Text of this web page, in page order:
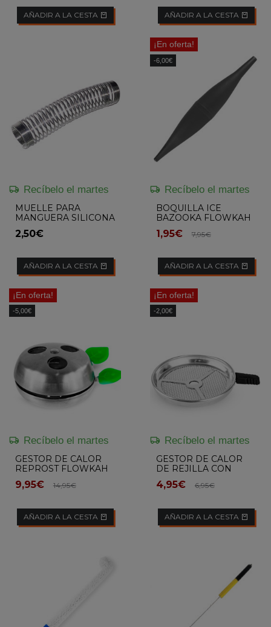
AÑADIR A LA CESTA AÑADIR A LA CESTA
Recíbelo el martes
MUELLE PARA
MANGUERA SILICONA
FLOWKAH
2,50€
AÑADIR A LA CESTA
¡En oferta!
-6,00€
Recíbelo el martes
BOQUILLA ICE
BAZOOKA FLOWKAH
(Color Aleatorio)
1,95€ 7,95€
AÑADIR A LA CESTA
¡En oferta!
-5,00€
Recíbelo el martes
GESTOR DE CALOR
REPROST FLOWKAH
9,95€ 14,95€
AÑADIR A LA CESTA
¡En oferta!
-2,00€
Recíbelo el martes
GESTOR DE CALOR
DE REJILLA CON
MANGO FLOWKAH
4,95€ 6,95€
AÑADIR A LA CESTA